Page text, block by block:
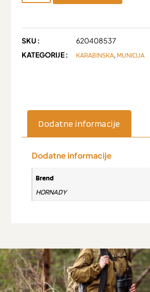
SKU :
620408537
KATEGORIJE :
KARABINSKA, MUNICIJA
Dodatne informacije
Dodatne informacije
Brend
HORNADY